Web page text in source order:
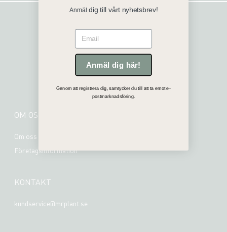
OM OSS
Om oss
Företagsinformation
KONTAKT
kundservice@mrplant.se
Anmäl dig till vårt nyhetsbrev!
Email
Anmäl dig här!
Genom att registrera dig, samtycker du till att ta emot e-
postmarknadsföring.